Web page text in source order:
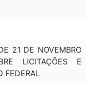
21 DE NOVEMBRO
LICITAÇÕES E
FEDERAL